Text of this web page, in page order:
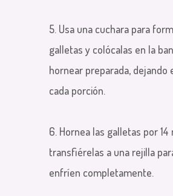
5. Usa una cuchara para
galletas y colócalas en la
hornear preparada, dejando
cada porción.
6. Hornea las galletas por
transfiérelas a una rejilla
enfríen completamente.